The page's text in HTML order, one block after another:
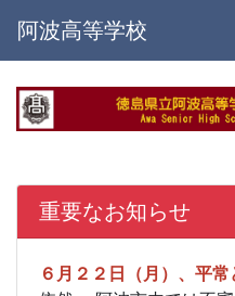
阿波高等学校
重要なお知らせ
６月２２日（月）、平常